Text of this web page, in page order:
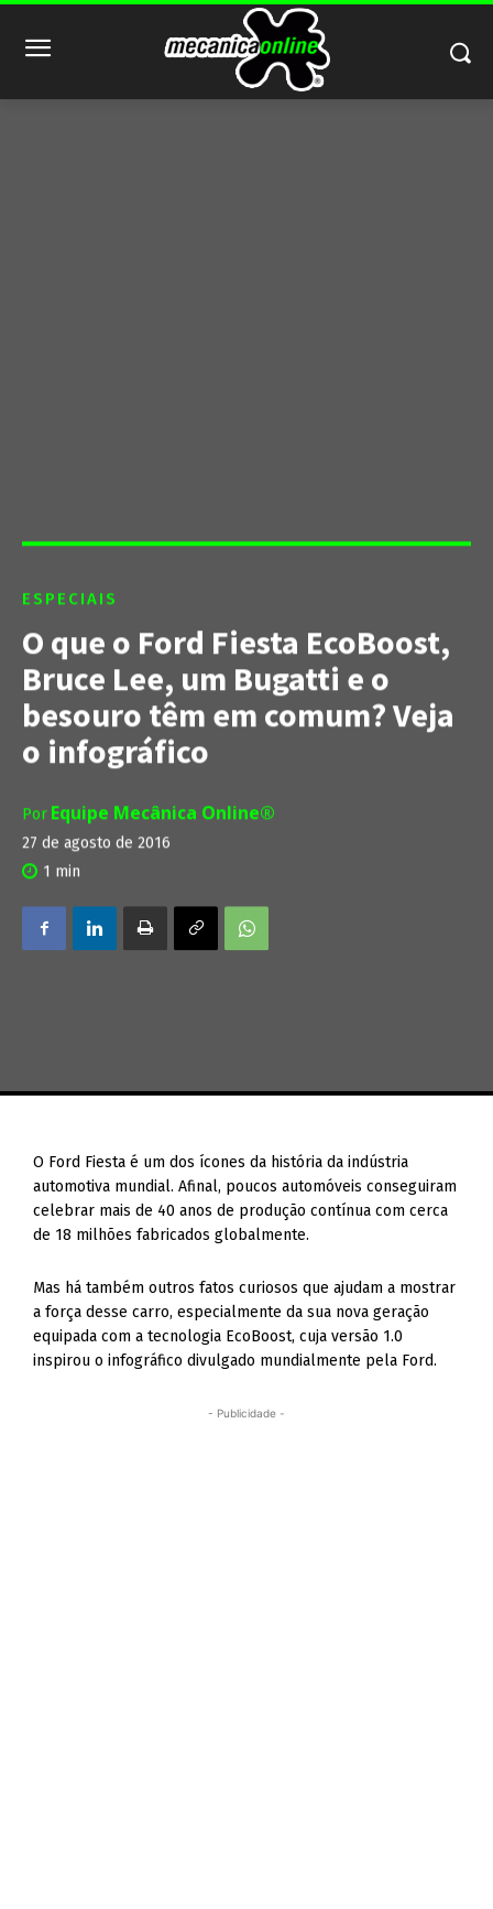
ESPECIAIS
O que o Ford Fiesta EcoBoost,
Bruce Lee, um Bugatti e o
besouro têm em comum? Veja
o infográfico
Por Equipe Mecânica Online®
27 de agosto de 2016
1 min
O Ford Fiesta é um dos ícones da história da indústria
automotiva mundial. Afinal, poucos automóveis conseguiram
celebrar mais de 40 anos de produção contínua com cerca
de 18 milhões fabricados globalmente.
Mas há também outros fatos curiosos que ajudam a mostrar
a força desse carro, especialmente da sua nova geração
equipada com a tecnologia EcoBoost, cuja versão 1.0
inspirou o infográfico divulgado mundialmente pela Ford.
- Publicidade -